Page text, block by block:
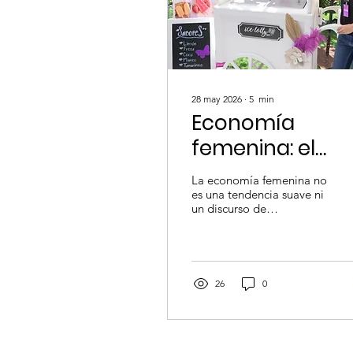
28 may 2026 ∙ 5 min
Economía
femenina: el
poder que ya
está moviendo al
todavía no lo
estén mirando
La economía femenina no
es una tendencia suave ni
un discurso de
en la que se compra, se
vende, se recomienda, se
lidera y se construyen
26 0